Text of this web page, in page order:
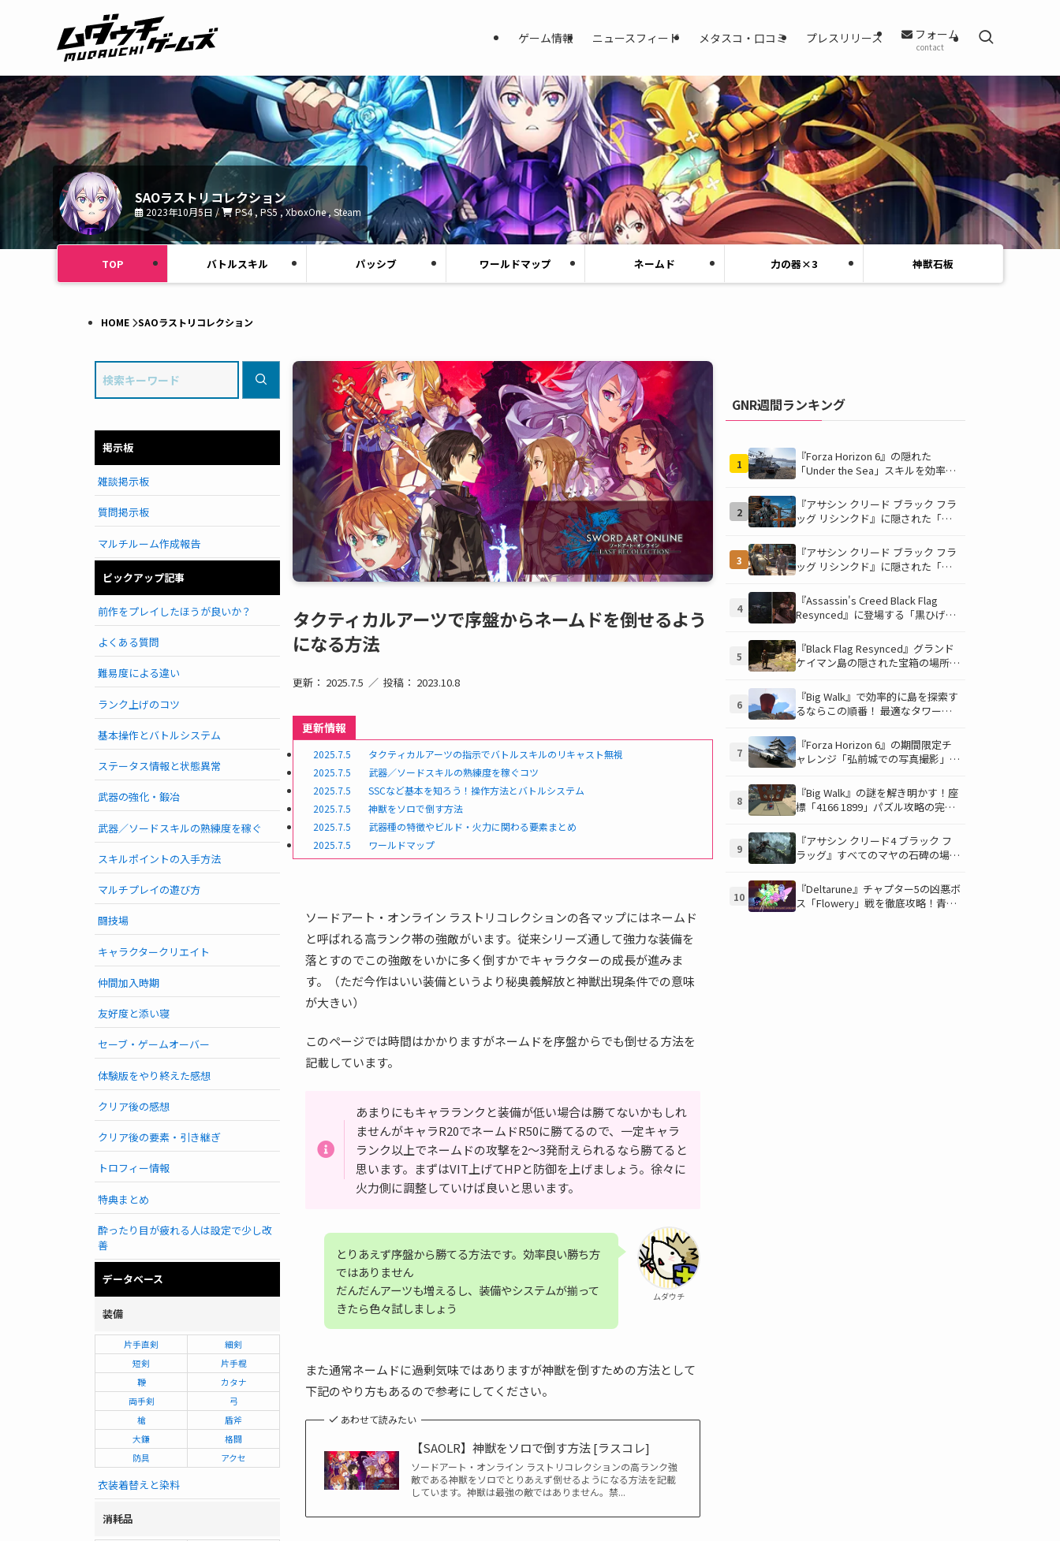
ゲーム情報 ニュースフィード メタスコ・口コミ プレスリリース フォーム
contact
SAOラストリコレクション
2023年10月5日 / PS4 , PS5 , XboxOne , Steam
TOP バトルスキル パッシブ ワールドマップ ネームド 力の器×3 神獣石板
HOME SAOラストリコレクション
タクティカルアーツで序盤からネームドを倒せるよう
になる方法
更新： 2025.7.5 投稿： 2023.10.8
更新情報
2025.7.5
タクティカルアーツの指示でバトルスキルのリキャスト無視
2025.7.5
武器／ソードスキルの熟練度を稼ぐコツ
2025.7.5
SSCなど基本を知ろう！操作方法とバトルシステム
2025.7.5
神獣をソロで倒す方法
2025.7.5
武器種の特徴やビルド・火力に関わる要素まとめ
2025.7.5
ワールドマップ
ソードアート・オンライン ラストリコレクションの各マップにはネームド
と呼ばれる高ランク帯の強敵がいます。従来シリーズ通して強力な装備を
落とすのでこの強敵をいかに多く倒すかでキャラクターの成長が進みま
す。（ただ今作はいい装備というより秘奥義解放と神獣出現条件での意味
が大きい）
このページでは時間はかかりますがネームドを序盤からでも倒せる方法を
記載しています。
あまりにもキャラランクと装備が低い場合は勝てないかもしれ
ませんがキャラR20でネームドR50に勝てるので、一定キャラ
ランク以上でネームドの攻撃を2〜3発耐えられるなら勝てると
思います。まずはVIT上げてHPと防御を上げましょう。徐々に
火力側に調整していけば良いと思います。
ムダウチ
とりあえず序盤から勝てる方法です。効率良い勝ち方
ではありません
だんだんアーツも増えるし、装備やシステムが揃って
きたら色々試しましょう
また通常ネームドに過剰気味ではありますが神獣を倒すための方法として
下記のやり方もあるので参考にしてください。
あわせて読みたい
【SAOLR】神獣をソロで倒す方法 [ラスコレ]
ソードアート・オンライン ラストリコレクションの高ランク強
敵である神獣をソロでとりあえず倒せるようになる方法を記載
しています。神獣は最強の敵ではありません。禁...
掲示板
雑談掲示板
質問掲示板
マルチルーム作成報告
ピックアップ記事
前作をプレイしたほうが良いか？
よくある質問
難易度による違い
ランク上げのコツ
基本操作とバトルシステム
ステータス情報と状態異常
武器の強化・鍛冶
武器／ソードスキルの熟練度を稼ぐ
スキルポイントの入手方法
マルチプレイの遊び方
闘技場
キャラクタークリエイト
仲間加入時期
友好度と添い寝
セーブ・ゲームオーバー
体験版をやり終えた感想
クリア後の感想
クリア後の要素・引き継ぎ
トロフィー情報
特典まとめ
酔ったり目が疲れる人は設定で少し改
善
データベース
装備
片手直剣
細剣
短剣
片手棍
鞭
カタナ
両手剣
弓
槍
盾斧
大鎌
格闘
防具
アクセ
衣装着替えと染料
消耗品
GNR週間ランキング
1
『Forza Horizon 6』の隠れた
「Under the Sea」スキルを効率的
の鍵は伊東の海藻養殖場にあり！
2
『アサシン クリード ブラック フラ
ッグ リシンクド』に隠された「黒
底洞窟の危険を乗り越え、伝説の報
酬を手に入れよう
3
『アサシン クリード ブラック フラ
ッグ リシンクド』に隠された「修
説！伝説のアイテムや新衣装を手に
入れるための「地図の断片」入手方
法と修復のコツを紹介！
4
『Assassin's Creed Black Flag
Resynced』に登場する「黒ひげの
説！隠された財宝を見つけよう！
5
『Black Flag Resynced』グランド
ケイマン島の隠された宝箱の場所を
ト」でしか到達できないお宝も明ら
かに
6
『Big Walk』で効率的に島を探索す
るならこの順番！ 最適なタワー攻
について解説
7
『Forza Horizon 6』の期間限定チ
ャレンジ「弘前城での写真撮影」攻
で日本の名城を駆け巡り、特別な報
酬を手に入れよう！
8
『Big Walk』の謎を解き明かす！座
標「4166 1899」パズル攻略の完全
て隠されたひょうたんを手に入れよ
う！
9
『アサシン クリード4 ブラック フ
ラッグ』すべてのマヤの石碑の場所
ヤの衣装を入手して海賊ライフを有
利に進めよう！
10
『Deltarune』チャプター5の凶悪ボ
ス「Flowery」戦を徹底攻略！青い